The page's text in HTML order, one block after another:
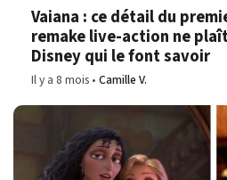
Vaiana : ce détail du
remake live-action ne
Disney qui le font savoir
Il y a 8 mois Camille V.